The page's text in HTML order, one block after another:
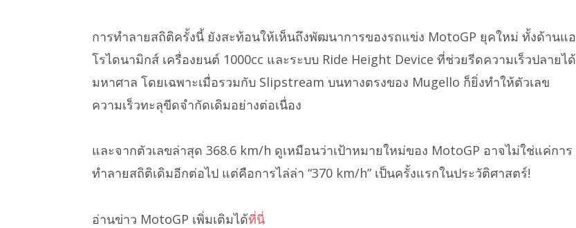
การทำลายสถิติครั้งนี้ ยังสะท้อนให้เห็นถึงพัฒนาการของรถแข่ง MotoGP ยุคใหม่ ทั้งด้านแอ
โรไดนามิกส์ เครื่องยนต์ 1000cc และระบบ Ride Height Device ที่ช่วยรีดความเร็วปลายได้
มหาศาล โดยเฉพาะเมื่อรวมกับ Slipstream บนทางตรงของ Mugello ก็ยิ่งทำให้ตัวเลข
ความเร็วทะลุขีดจำกัดเดิมอย่างต่อเนื่อง
และจากตัวเลขล่าสุด 368.6 km/h ดูเหมือนว่าเป้าหมายใหม่ของ MotoGP อาจไม่ใช่แค่การ
ทำลายสถิติเดิมอีกต่อไป แต่คือการไล่ล่า “370 km/h” เป็นครั้งแรกในประวัติศาสตร์!
อ่านข่าว MotoGP เพิ่มเติมได้ที่นี่